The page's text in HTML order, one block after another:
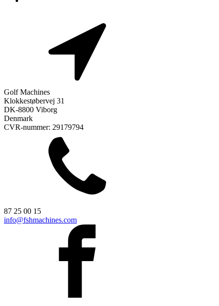
Golf Machines
Klokkestøbervej 31
DK-8800 Viborg
Denmark
CVR-nummer: 29179794
87 25 00 15
info@fshmachines.com